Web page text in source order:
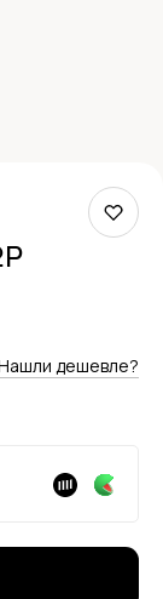
дешевле?